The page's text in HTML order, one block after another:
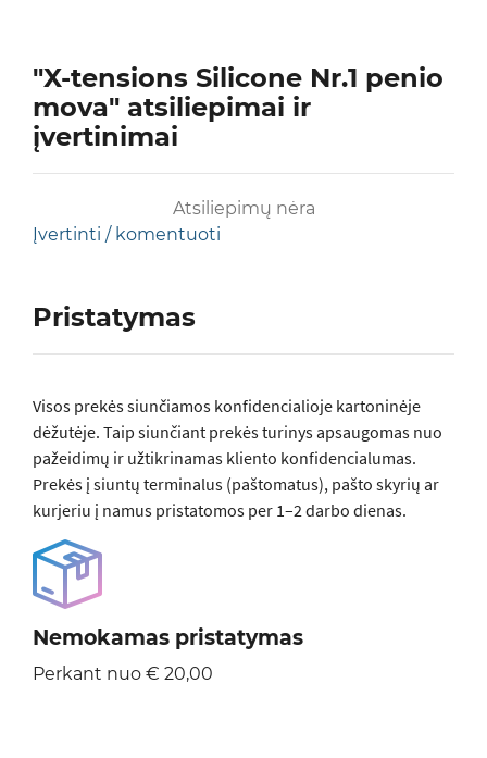
"X-tensions Silicone Nr.1 penio
mova" atsiliepimai ir
įvertinimai
Atsiliepimų nėra
Įvertinti / komentuoti
Pristatymas
Visos prеkės siunčiamos konfidencialioje kartoninėje
dėžutėje. Taip siunčiant prekės turinys apsaugomas nuo
pažeidimų ir užtikrinamas kliento konfidencialumas.
Prekės į siuntų terminalus (paštomatus), pašto skyrių ar
kurjeriu į namus pristatomos per 1–2 darbo dienas.
Nemokamas pristatymas
Perkant nuo € 20,00